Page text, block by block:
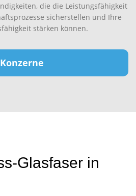
die die Leistungsfähigkeit
sicherstellen und Ihre
stärken können.
Konzerne
Glasfaser in